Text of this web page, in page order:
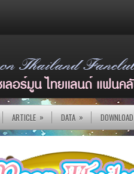
ARTICLE » DATA » DOWNLOAD